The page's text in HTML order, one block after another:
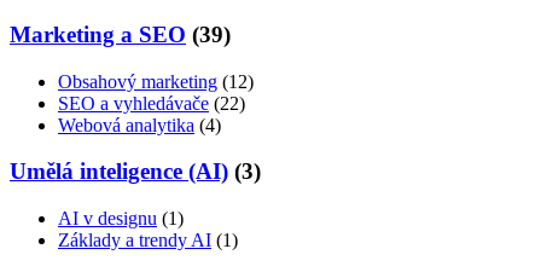
Marketing a SEO (39)
Obsahový marketing (12)
SEO a vyhledávače (22)
Webová analytika (4)
Umělá inteligence (AI) (3)
AI v designu (1)
Základy a trendy AI (1)